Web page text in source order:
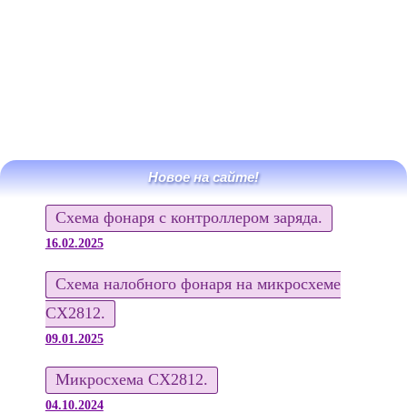
Новое на сайте!
Схема фонаря с контроллером заряда.
16.02.2025
Схема налобного фонаря на микросхеме
CX2812.
09.01.2025
Микросхема CX2812.
04.10.2024